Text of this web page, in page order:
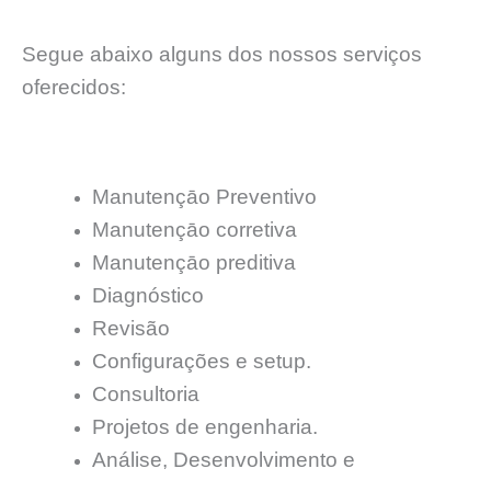
Segue abaixo alguns dos nossos serviços
oferecidos:
Manutençāo Preventivo
Manutençāo corretiva
Manutençāo preditiva
Diagnóstico
Revisão
Configurações e setup.
Consultoria
Projetos de engenharia.
Análise, Desenvolvimento e